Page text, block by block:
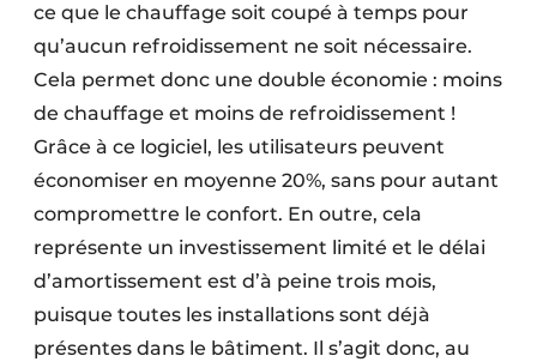
ce que le chauffage soit coupé à temps pour
qu’aucun refroidissement ne soit nécessaire.
Cela permet donc une double économie : moins
de chauffage et moins de refroidissement !
Grâce à ce logiciel, les utilisateurs peuvent
économiser en moyenne 20%, sans pour autant
compromettre le confort. En outre, cela
représente un investissement limité et le délai
d’amortissement est d’à peine trois mois,
puisque toutes les installations sont déjà
présentes dans le bâtiment. Il s’agit donc, au